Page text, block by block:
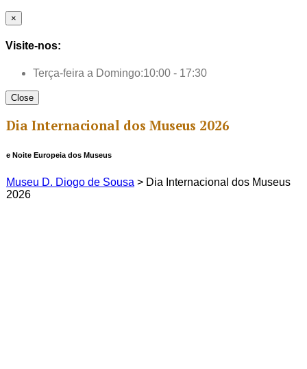
×
Visite-nos:
Terça-feira a Domingo:10:00 - 17:30
Close
Dia Internacional dos Museus 2026
e Noite Europeia dos Museus
Museu D. Diogo de Sousa > Dia Internacional dos Museus
2026